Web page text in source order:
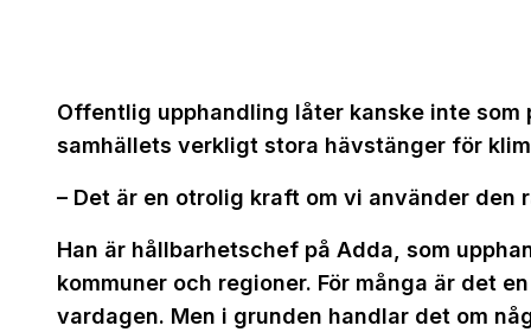
Offentlig upphandling låter kanske inte
samhällets verkligt stora hävstänger för
– Det är en otrolig kraft om vi använder den
Han är hållbarhetschef på Adda, som
kommuner och regioner. För många är det
vardagen. Men i grunden handlar det om